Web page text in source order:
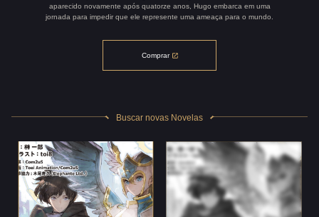
aparecido novamente após quatorze anos, Hugo embarca em uma
jornada para impedir que ele represente uma ameaça para o mundo.
Comprar
Buscar novas Novelas